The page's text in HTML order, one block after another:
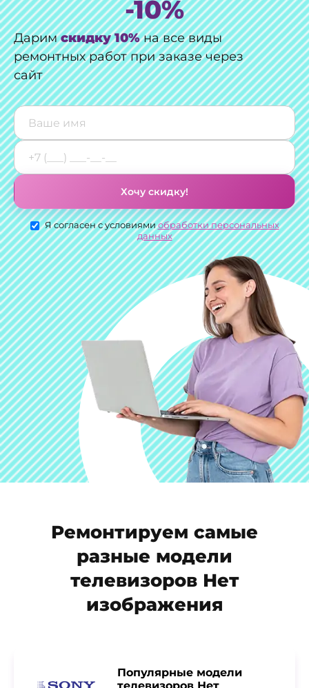
-10%
Даримскидку 10%на все виды
ремонтных работ при заказе через
сайт
Хочу скидку!
Я согласен с условиямиобработки персональных
данных
Ремонтируем самые
разные модели
телевизоров Нет
изображения
Популярные модели
телевизоров Нет